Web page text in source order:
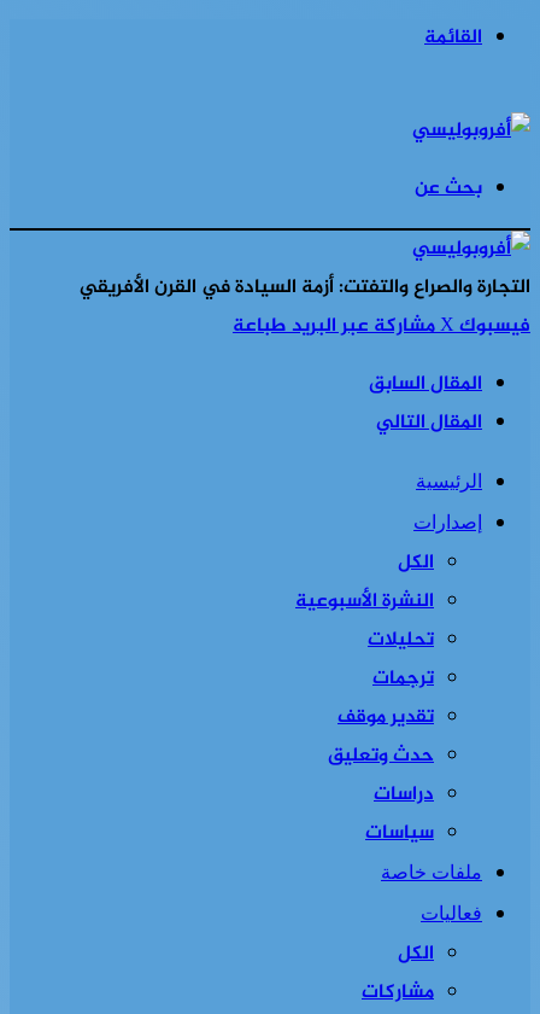
القائمة
بحث عن
التجارة والصراع والتفتت: أزمة السيادة في القرن الأفريقي
فيسبوك‫Xمشاركة عبر البريدطباعة
المقال السابق
المقال التالي
الرئيسية
إصدارات
الكل
النشرة الأسبوعية
تحليلات
ترجمات
تقدير موقف
حدث وتعليق
دراسات
سياسات
ملفات خاصة
فعاليات
الكل
مشاركات